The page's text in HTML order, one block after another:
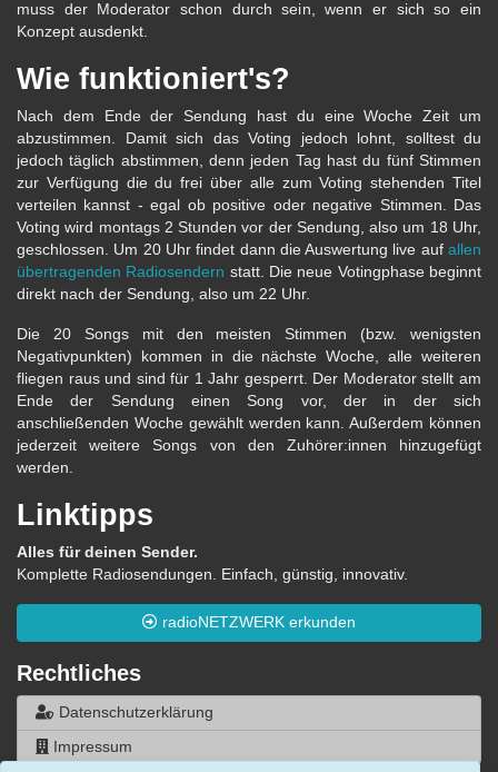
muss der Moderator schon durch sein, wenn er sich so ein
Konzept ausdenkt.
Wie funktioniert's?
Nach dem Ende der Sendung hast du eine Woche Zeit um
abzustimmen. Damit sich das Voting jedoch lohnt, solltest du
jedoch täglich abstimmen, denn jeden Tag hast du fünf Stimmen
zur Verfügung die du frei über alle zum Voting stehenden Titel
verteilen kannst - egal ob positive oder negative Stimmen. Das
Voting wird montags 2 Stunden vor der Sendung, also um 18 Uhr,
geschlossen. Um 20 Uhr findet dann die Auswertung live auf allen
übertragenden Radiosendern statt. Die neue Votingphase beginnt
direkt nach der Sendung, also um 22 Uhr.
Die 20 Songs mit den meisten Stimmen (bzw. wenigsten
Negativpunkten) kommen in die nächste Woche, alle weiteren
fliegen raus und sind für 1 Jahr gesperrt. Der Moderator stellt am
Ende der Sendung einen Song vor, der in der sich
anschließenden Woche gewählt werden kann. Außerdem können
jederzeit weitere Songs von den Zuhörer:innen hinzugefügt
werden.
Linktipps
Alles für deinen Sender.
Komplette Radiosendungen. Einfach, günstig, innovativ.
radioNETZWERK erkunden
Rechtliches
Datenschutzerklärung
Impressum